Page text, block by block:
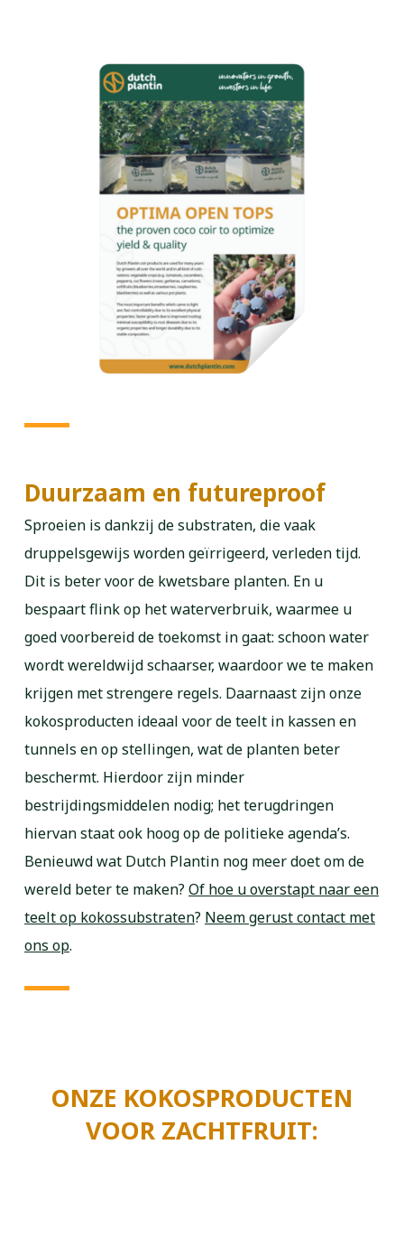
Duurzaam en futureproof
Sproeien is dankzij de substraten, die vaak
druppelsgewijs worden geïrrigeerd, verleden tijd.
Dit is beter voor de kwetsbare planten. En u
bespaart flink op het waterverbruik, waarmee u
goed voorbereid de toekomst in gaat: schoon water
wordt wereldwijd schaarser, waardoor we te maken
krijgen met strengere regels. Daarnaast zijn onze
kokosproducten ideaal voor de teelt in kassen en
tunnels en op stellingen, wat de planten beter
beschermt. Hierdoor zijn minder
bestrijdingsmiddelen nodig; het terugdringen
hiervan staat ook hoog op de politieke agenda’s.
Benieuwd wat Dutch Plantin nog meer doet om de
wereld beter te maken?Of hoe u overstapt naar een
teelt op kokossubstraten? Neem gerust contact met
ons op.
ONZE KOKOSPRODUCTEN
VOOR ZACHTFRUIT: